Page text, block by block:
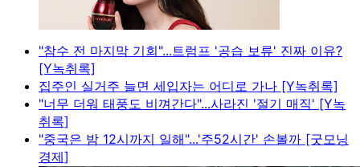
"참수 전 마지막 기회"...트럼프 '공습 보류' 진짜 이유?
[Y녹취록]
집주인 실거주 늘면 세입자는 어디로 가나 [Y녹취록]
"너무 더워 태풍도 비껴간다"...사라진 '절기 매직' [Y녹
취록]
"중국은 밤 12시까지 일해"...'주52시간' 손볼까 [굿모닝
경제]